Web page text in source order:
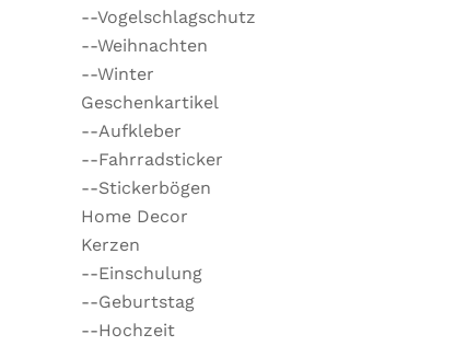
--Vogelschlagschutz
--Weihnachten
--Winter
Geschenkartikel
--Aufkleber
--Fahrradsticker
--Stickerbögen
Home Decor
Kerzen
--Einschulung
--Geburtstag
--Hochzeit